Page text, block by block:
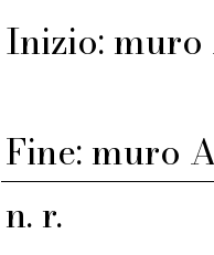
Inizio: muro
Fine: muro
n. r.